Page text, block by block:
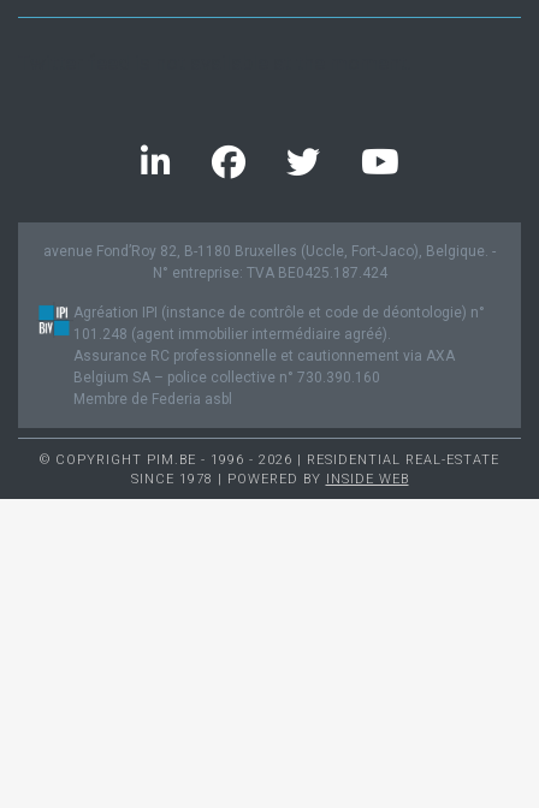
avenue Fond’Roy 82, B-1180 Bruxelles (Uccle, Fort-Jaco), Belgique. -
N° entreprise: TVA BE0425.187.424
Agréation IPI (instance de contrôle et code de déontologie) n°
101.248 (agent immobilier intermédiaire agréé).
Assurance RC professionnelle et cautionnement via AXA
Belgium SA – police collective n° 730.390.160
Membre de Federia asbl
© COPYRIGHT PIM.BE - 1996 - 2026 | RESIDENTIAL REAL-ESTATE
SINCE 1978 | POWERED BY INSIDE WEB